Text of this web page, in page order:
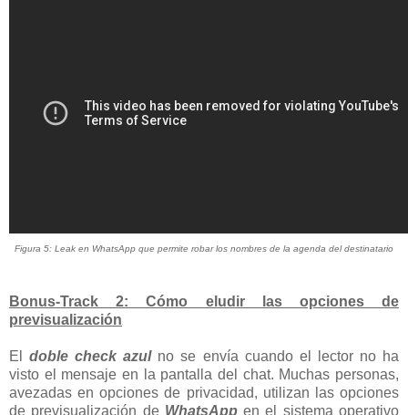
Figura 5: Leak en WhatsApp que permite robar los nombres de la agenda del destinatario
Bonus-Track 2: Cómo eludir las opciones de
previsualización
Eldoble check azulno se envía cuando el lector no ha
visto el mensaje en la pantalla del chat. Muchas personas,
avezadas en opciones de privacidad, utilizan las opciones
de previsualización de WhatsAppen el sistema operativo